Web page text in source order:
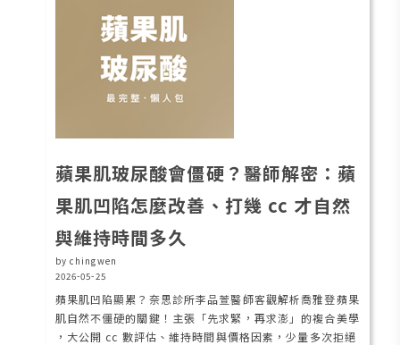
蘋果肌玻尿酸會僵硬？醫師解密：蘋
果肌凹陷怎麼改善、打幾 cc 才自然
與維持時間多久
by chingwen
2026-05-25
蘋果肌凹陷顯累？奈思診所李品萱醫師客觀解析喬雅登蘋果
肌自然不僵硬的關鍵！主張「先求緊，再求澎」的複合美學
，大公開 cc 數評估、維持時間與價格因素，少量多次拒絕